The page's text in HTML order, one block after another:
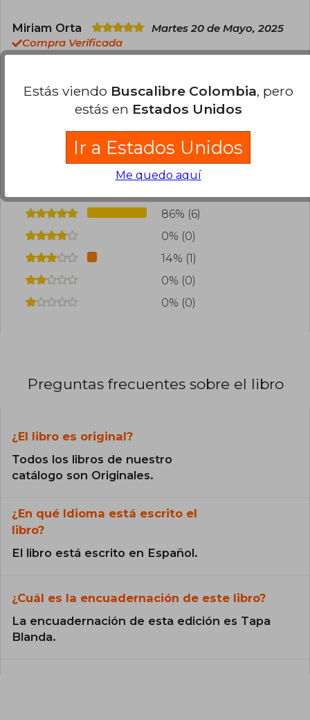
Miriam Orta
Martes 20 de Mayo, 2025
Compra Verificada
Esta opinión es útil 0 No es útil
Cargar más opiniones del libro
¿Leíste este libro? Inicia sesiónpara poder
agregar tu propia evaluación.
86% (6)
0% (0)
14% (1)
0% (0)
0% (0)
Preguntas frecuentes sobre el libro
¿El libro es original?
Todos los libros de nuestro
catálogo son Originales.
¿En qué Idioma está escrito el
libro?
El libro está escrito en Español.
¿Cuál es la encuadernación de este libro?
La encuadernación de esta edición es Tapa
Blanda.
Estás viendo Buscalibre Colombia, pero
estás en Estados Unidos
Ir a Estados Unidos
Me quedo aquí